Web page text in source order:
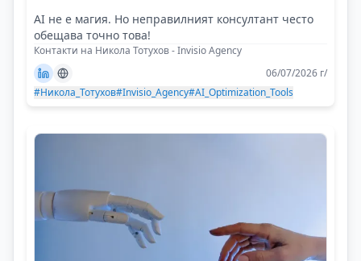
AI не е магия. Но неправилният консултант често
обещава точно това!
Контакти на Никола Тотухов - Invisio Agency
06/07/2026 г/
#Никола_Тотухов#Invisio_Agency#AI_Optimization_Tools